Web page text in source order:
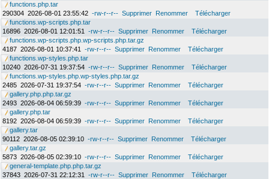
functions.php.tar
290304 2026-08-01 23:55:42 -rw-r--r-- Supprimer Renommer
Télécharger
functions.wp-scripts.php.tar
16896 2026-08-01 12:01:51 -rw-r--r-- Supprimer Renommer
Télécharger
functions.wp-scripts.php.wp-scripts.php.tar.gz
4187 2026-08-01 10:37:41 -rw-r--r-- Supprimer Renommer
Télécharger
functions.wp-styles.php.tar
10240 2026-07-31 19:37:54 -rw-r--r-- Supprimer Renommer
Télécharger
functions.wp-styles.php.wp-styles.php.tar.gz
2485 2026-07-31 19:37:54 -rw-r--r-- Supprimer Renommer
Télécharger
gallery.php.php.tar.gz
2493 2026-08-04 06:59:39 -rw-r--r-- Supprimer Renommer
Télécharger
gallery.php.tar
8192 2026-08-04 06:59:39 -rw-r--r-- Supprimer Renommer
Télécharger
gallery.tar
90112 2026-08-05 02:39:10 -rw-r--r-- Supprimer Renommer
Télécharger
gallery.tar.gz
5873 2026-08-05 02:39:10 -rw-r--r-- Supprimer Renommer
Télécharger
general-template.php.php.tar.gz
37843 2026-07-31 22:12:31 -rw-r--r-- Supprimer Renommer
Télécharger